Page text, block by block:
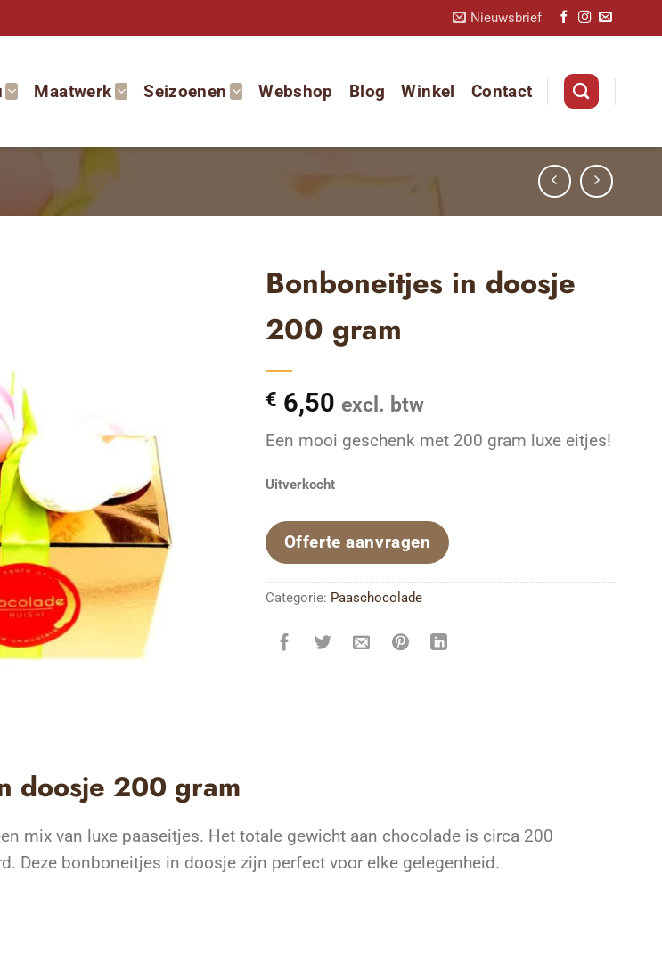
Nieuwsbrief
Maatwerk Seizoenen Webshop Blog Winkel Contact
Bonboneitjes in doosje
200 gram
€ 6,50 excl. btw
Een mooi geschenk met 200 gram luxe eitjes!
Uitverkocht
Offerte aanvragen
Categorie: Paaschocolade
doosje 200 gram
mix van luxe paaseitjes. Het totale gewicht aan chocolade is circa 200
Deze bonboneitjes in doosje zijn perfect voor elke gelegenheid.